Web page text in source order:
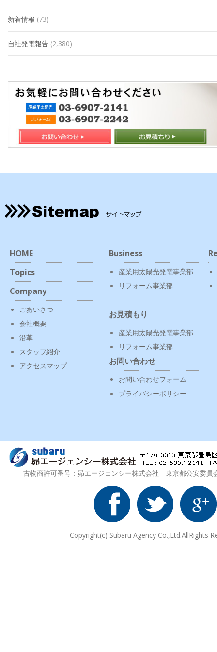
新着情報 (73)
自社発電報告 (2,380)
HOME
Topics
Company
ごあいさつ
会社概要
沿革
スタッフ紹介
アクセスマップ
Business
産業用太陽光発電事業部
リフォーム事業部
お見積もり
産業用太陽光発電事業部
リフォーム事業部
お問い合わせ
お問い合わせフォーム
プライバシーポリシー
古物商許可番号：昴エージェンシー株式会社 東京都公安委
Copyright(c) Subaru Agency Co.,Ltd.AllRights